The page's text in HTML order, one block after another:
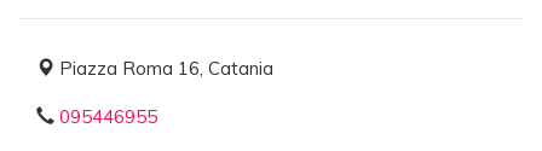
Piazza Roma 16, Catania
095446955